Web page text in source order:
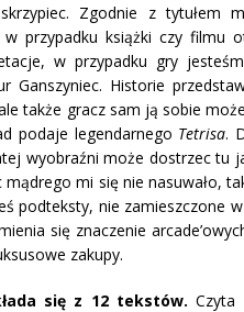
Zgodnie z tytułem
przypadku książki czy filmu
w przypadku gry
Ganszyniec. Historie
także gracz sam ją sobie
podaje legendarnego Tetrisa.
wyobraźni może dostrzec tu
mi się nie nasuwało,
podteksty, nie zamieszczone
się znaczenie
zakupy.
się z 12 tekstów. Czyta